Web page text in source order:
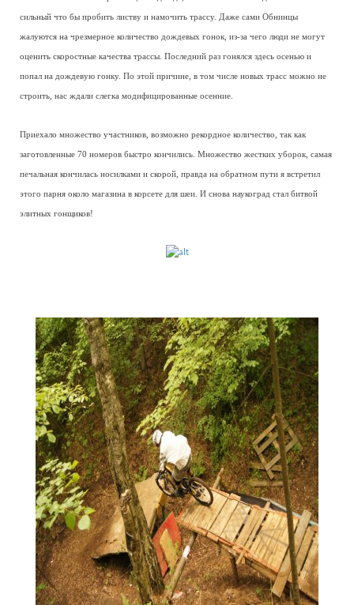
сильный что бы пробить листву и намочить трассу. Даже сами Обнинцы
жалуются на чрезмерное количество дождевых гонок, из-за чего люди не могут
оценить скоростные качества трассы. Последний раз гонялся здесь осенью и
попал на дождевую гонку. По этой причине, в том числе новых трасс можно не
строить, нас ждали слегка модифицированные осенние.
Приехалo множество участников, возможно рекордное количество, так как
заготовленные 70 номеров быстро кончились. Множество жестких уборок, самая
печальная кончилась носилками и скорой, правда на обратном пути я встретил
этого парня около магазина в корсете для шеи. И снова наукоград стал битвой
элитных гонщиков!